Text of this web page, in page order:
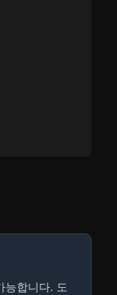
능합니다. 도